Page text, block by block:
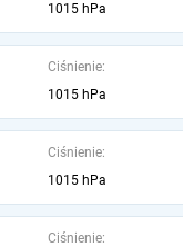
1015 hPa
Ciśnienie:
1015 hPa
Ciśnienie:
1015 hPa
Ciśnienie: